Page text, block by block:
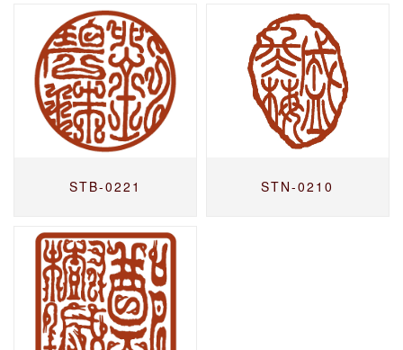
STB-0221 STN-0210